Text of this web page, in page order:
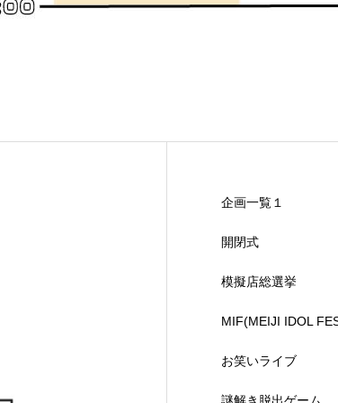
企画一覧１
開閉式
模擬店総選挙
MIF(MEIJI IDOL
お笑いライブ